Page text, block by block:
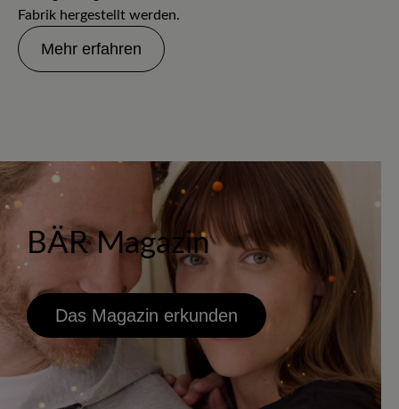
Fabrik hergestellt werden.
Mehr erfahren
BÄR Magazin
Das Magazin erkunden